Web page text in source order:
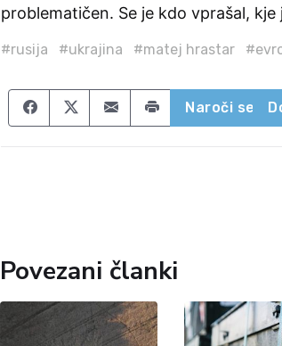
problematičen. Se je kdo vprašal, kje
#rusija #ukrajina #matej hrastar
Share on Facebook
Share on Twitter
Share by email
Naroči se
Povezani članki